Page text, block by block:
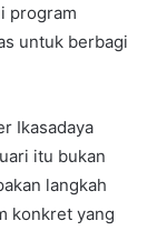
program
untuk berbagi
Ikasadaya
itu bukan
langkah
konkret yang